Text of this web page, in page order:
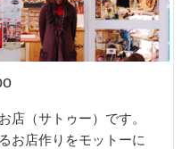
店（サトゥー）です。
お店作りをモットーに